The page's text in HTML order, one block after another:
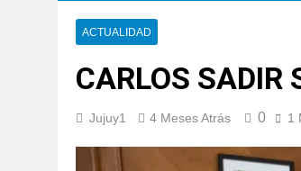
ACTUALIDAD
CARLOS SADIR
Jujuy1 4 Meses Atrás 0 1